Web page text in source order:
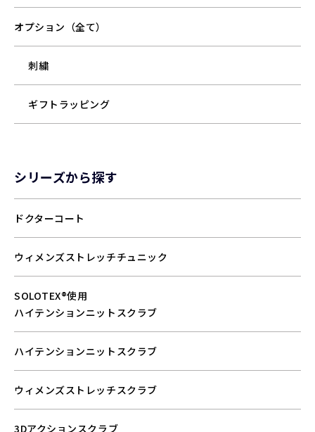
オプション（全て）
刺繍
ギフトラッピング
シリーズから探す
ドクターコート
ウィメンズストレッチチュニック
SOLOTEX®使用
ハイテンションニットスクラブ
ハイテンションニットスクラブ
ウィメンズストレッチスクラブ
3Dアクションスクラブ